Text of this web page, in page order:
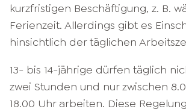
kurzfristigen Beschäftigung, z. B.
Ferienzeit. Allerdings gibt es
hinsichtlich der täglichen
13- bis 14-jährige dürfen täglich
zwei Stunden und nur zwischen
18.00 Uhr arbeiten. Diese